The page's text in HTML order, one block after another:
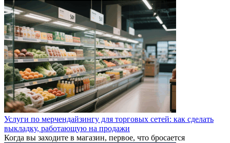
Услуги по мерчендайзингу для торговых сетей: как сделать
выкладку, работающую на продажи
Когда вы заходите в магазин, первое, что бросается